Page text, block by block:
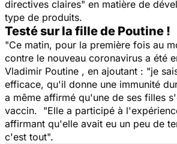
directives claires" en matière de
type de produits.
Testé sur la fille de Poutine !
"Ce matin, pour la première fois au
contre le nouveau coronavirus a été
Vladimir Poutine , en ajoutant : "je
efficace, qu'il donne une immunité
a même affirmé qu'une de ses filles
vaccin. "Elle a participé à
affirmant qu'elle avait eu un peu de
c'est tout".